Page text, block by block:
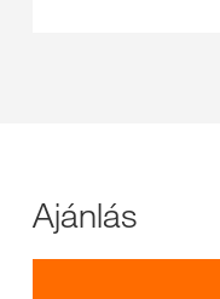
Ajánlás